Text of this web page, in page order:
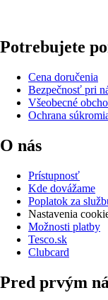
Potrebujete
Cena doručenia
Bezpečnosť pri
Všeobecné
Ochrana
O nás
Prístupnosť
Kde dovážame
Poplatok za
Nastavenia
Možnosti platby
Tesco.sk
Clubcard
Pred prvým